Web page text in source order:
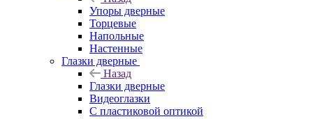
Упоры дверные
Торцевые
Напольные
Настенные
Глазки дверные
Назад
Глазки дверные
Видеоглазки
С пластиковой оптикой